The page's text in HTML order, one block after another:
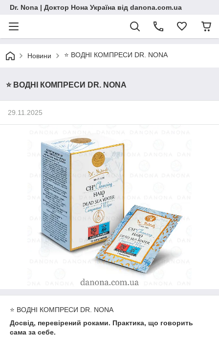
Dr. Nona | Доктор Нона Україна від danona.com.ua
Новини ⭐ ВОДНІ КОМПРЕСИ DR. NONA
⭐ ВОДНІ КОМПРЕСИ DR. NONA
29.11.2025
⭐ ВОДНІ КОМПРЕСИ DR. NONA
Досвід, перевірений роками. Практика, що говорить
сама за себе.